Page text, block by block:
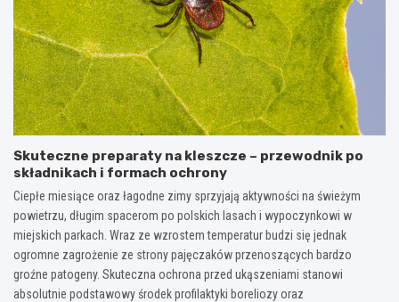
Skuteczne preparaty na kleszcze – przewodnik po
składnikach i formach ochrony
Ciepłe miesiące oraz łagodne zimy sprzyjają aktywności na świeżym
powietrzu, długim spacerom po polskich lasach i wypoczynkowi w
miejskich parkach. Wraz ze wzrostem temperatur budzi się jednak
ogromne zagrożenie ze strony pajęczaków przenoszących bardzo
groźne patogeny. Skuteczna ochrona przed ukąszeniami stanowi
absolutnie podstawowy środek profilaktyki boreliozy oraz